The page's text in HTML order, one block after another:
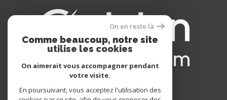
Nous
On en reste là
Comme beaucoup, notre site
utilise les cookies
On aimerait vous accompagner pendant
votre visite.
En poursuivant, vous acceptez l'utilisation des